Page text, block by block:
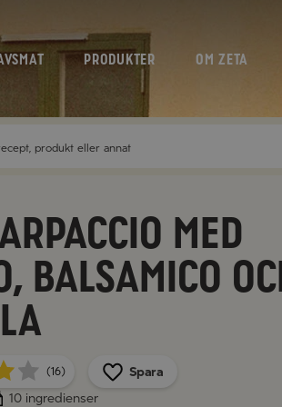
PRODUKTER OM ZETA
med
balsamico
(16)
Spara
10 ingredienser